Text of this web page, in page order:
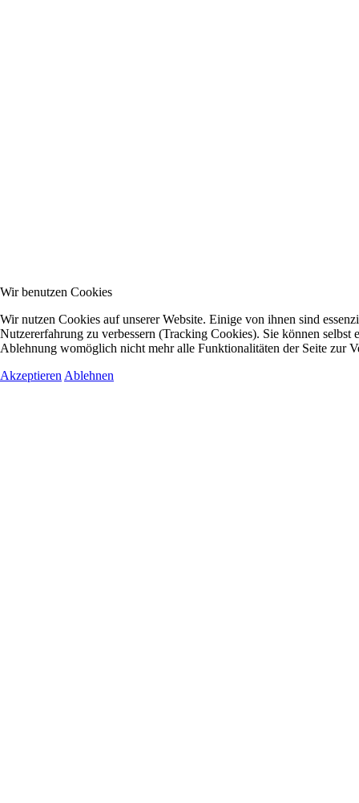
Wir benutzen Cookies
Wir nutzen Cookies auf unserer Website. Einige von ihnen sind
Nutzererfahrung zu verbessern (Tracking Cookies). Sie können selbst
Ablehnung womöglich nicht mehr alle Funktionalitäten der Seite zur
Akzeptieren Ablehnen